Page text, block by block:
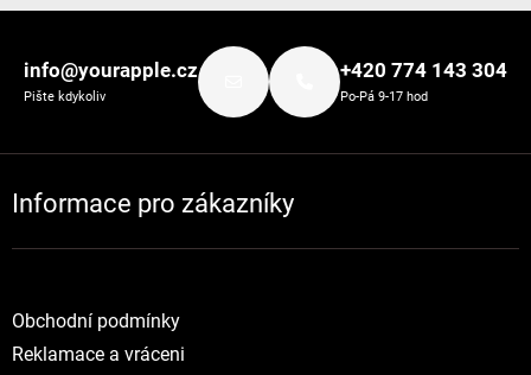
info@yourapple.cz
Pište kdykoliv
+420 774 143 304
Po-Pá 9-17 hod
Informace pro zákazníky
Obchodní podmínky
Reklamace a vráceni